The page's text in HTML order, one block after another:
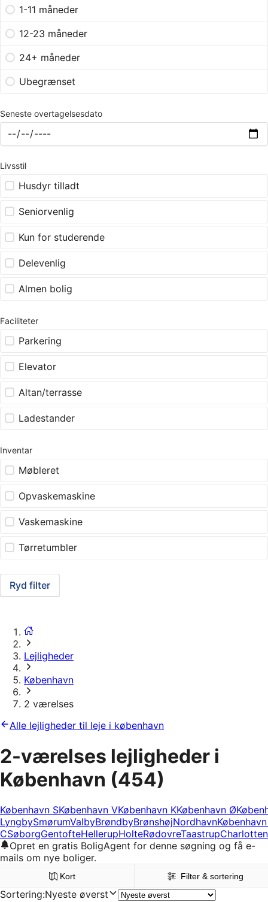
1-11 måneder
12-23 måneder
24+ måneder
Ubegrænset
Seneste overtagelsesdato
Livsstil
Husdyr tilladt
Seniorvenlig
Kun for studerende
Delevenlig
Almen bolig
Faciliteter
Parkering
Elevator
Altan/terrasse
Ladestander
Inventar
Møbleret
Opvaskemaskine
Vaskemaskine
Tørretumbler
Ryd filter
Lejligheder
København
2 værelses
Alle lejligheder til leje i københavn
2-værelses lejligheder i
København (454)
København SKøbenhavn VKøbenhavn KKøbenhavn Ø
LyngbySmørumValbyBrøndbyBrønshøjNordhavn
CSøborgGentofteHellerupHolteRødovreTaastrup
Opret en gratis BoligAgent for denne søgning og få e-
mails om nye boliger.
Kort Filter & sortering
Sortering:Nyeste øverst